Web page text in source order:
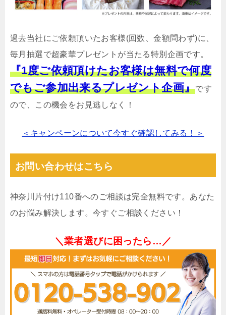
過去当社にご依頼頂いたお客様(回数、金額問わず)に、
毎月抽選で超豪華プレゼントが当たる特別企画です。
『1度ご依頼頂けたお客様は無料で何度
でもご参加出来るプレゼント企画』です
ので、この機会をお見逃しなく！
＜キャンペーンについて今すぐ確認してみる！＞
お問い合わせはこちら
神奈川片付け110番へのご相談は完全無料です。あなた
のお悩み解決します。今すぐご相談ください！
＼業者選びに困ったら…／